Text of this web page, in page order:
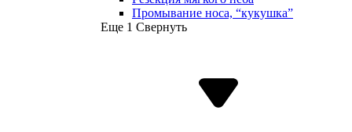
Промывание носа, “кукушка”
Еще 1 Свернуть